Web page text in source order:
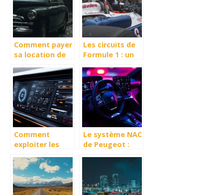
Comment payer
sa location de
chere ?
Les circuits de
Formule 1 : un
pilotes
Comment
exploiter les
portail pour
choisir le bon
service
Le système NAC
de Peugeot :
vous devez
savoir des
innovations